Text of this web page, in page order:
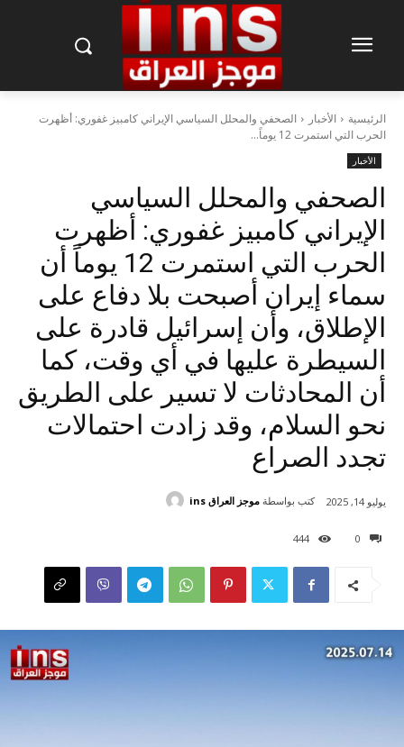
الرئيسية الأخبار
الصحفي والمحلل السياسي الإيراني كامبيز غفوري: أظهرت
الحرب التي استمرت 12 يوماً...
الأخبار
الصحفي والمحلل السياسي
الإيراني كامبيز غفوري: أظهرت
الحرب التي استمرت 12 يوماً أن
سماء إيران أصبحت بلا دفاع على
الإطلاق، وأن إسرائيل قادرة على
السيطرة عليها في أي وقت، كما
أن المحادثات لا تسير على الطريق
نحو السلام، وقد زادت احتمالات
تجدد الصراع
0
444
يوليو 14, 2025 كتب بواسطة موجز العراق ins